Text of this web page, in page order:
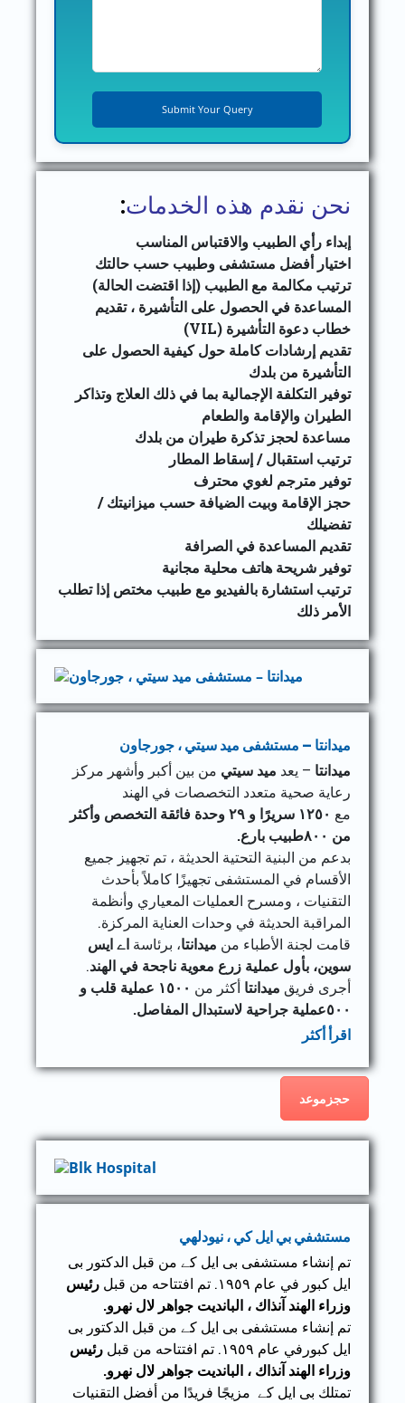
نحن نقدم هذه الخدمات:
إبداء رأي الطبيب والاقتباس المناسب
اختيار أفضل مستشفى وطبيب حسب حالتك
ترتيب مكالمة مع الطبيب (إذا اقتضت الحالة)
المساعدة في الحصول على التأشيرة ، تقديم
خطاب دعوة التأشيرة (VIL)
تقديم إرشادات كاملة حول كيفية الحصول على
التأشيرة من بلدك
توفير التكلفة الإجمالية بما في ذلك العلاج وتذاكر
الطيران والإقامة والطعام
مساعدة لحجز تذكرة طيران من بلدك
ترتيب استقبال / إسقاط المطار
توفير مترجم لغوي محترف
حجز الإقامة وبيت الضيافة حسب ميزانيتك /
تفضيلك
تقديم المساعدة في الصرافة
توفير شريحة هاتف محلية مجانية
ترتيب استشارة بالفيديو مع طبيب مختص إذا تطلب
الأمر ذلك
ميدانتا – مستشفى ميد سيتي ، جورجاون
ميدانتا – يعد ميد سيتي من بين أكبر وأشهر مركز
رعاية صحية متعدد التخصصات في الهند
مع ١٢٥٠
سريرًا و ٢٩ وحدة فائقة التخصص وأكثر
من ٨٠٠طبيب بارع.
بدعم من البنية التحتية الحديثة ، تم تجهيز جميع
الأقسام في المستشفى تجهيزًا كاملاً بأحدث
التقنيات ، ومسرح العمليات المعياري وأنظمة
المراقبة الحديثة في وحدات العناية المركزة.
قامت لجنة الأطباء من ميدانتا، برئاسة اے ایس
سوین، بأول عملية زرع معوية ناجحة في الهند.
أجرى فريق ميدانتا أكثر من
١٥٠٠ عملية قلب و
٥٠٠عملية جراحية لاستبدال المفاصل.
اقرأ أكثر
حجزموعد
مستشفي بي ايل كي ، نيودلهي
تم إنشاء مستشفى بی ایل کے من قبل الدكتور بی
ایل کبور في عام ١٩٥٩. تم افتتاحه من قبل
رئيس
وزراء الهند آنذاك ، البانديت جواهر لال نهرو.
تم إنشاء مستشفى بی ایل کے من قبل الدكتور بی
ایل کبورفي عام ١٩٥٩. تم افتتاحه من قبل
رئيس
وزراء الهند آنذاك ، البانديت جواهر لال نهرو.
تمتلك بی ایل کے مزيجًا فريدًا من أفضل التقنيات